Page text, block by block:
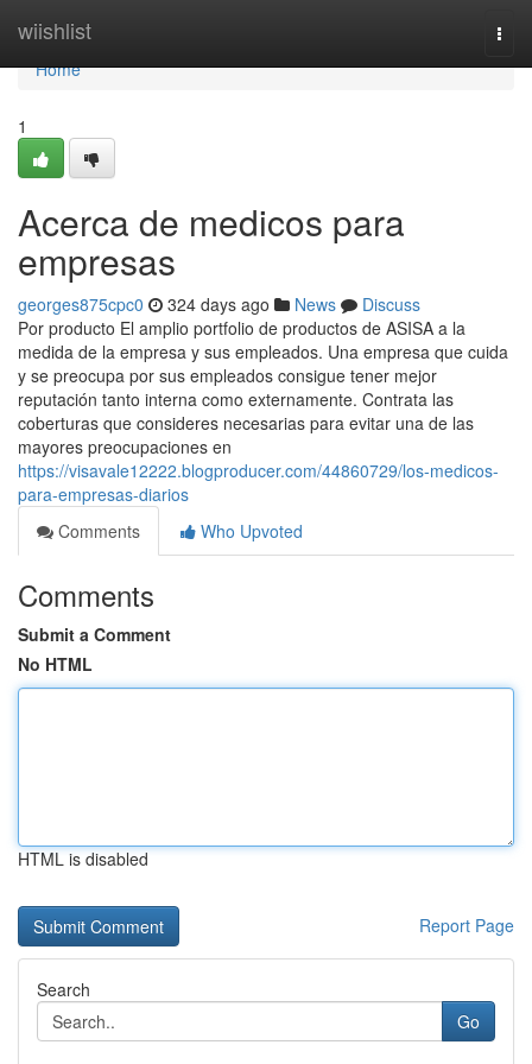
wiishlist
Home
Home
1
Acerca de medicos para
empresas
georges875cpc0 324 days ago News
Discuss
Por producto El amplio portfolio de productos de ASISA a la
medida de la empresa y sus empleados. Una empresa que cuida
y se preocupa por sus empleados consigue tener mejor
reputación tanto interna como externamente. Contrata las
coberturas que consideres necesarias para evitar una de las
mayores preocupaciones en
https://visavale12222.blogproducer.com/44860729/los-medicos-
para-empresas-diarios
Comments
Who Upvoted
Comments
Submit a Comment
No HTML
HTML is disabled
Report Page
Search
Go